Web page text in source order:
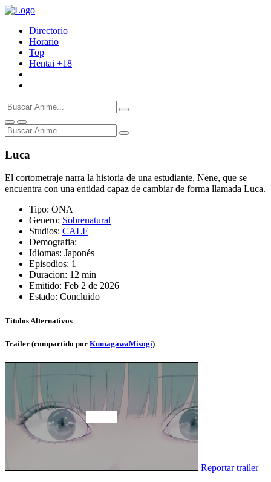
Directorio
Horario
Top
Hentai +18
Luca
El cortometraje narra la historia de una estudiante, Nene, que se
encuentra con una entidad capaz de cambiar de forma llamada Luca.
Tipo: ONA
Genero: Sobrenatural
Studios: CALF
Demografia:
Idiomas: Japonés
Episodios: 1
Duracion: 12 min
Emitido: Feb 2 de 2026
Estado: Concluido
Titulos Alternativos
Trailer (compartido por KumagawaMisogi)
Reportar trailer